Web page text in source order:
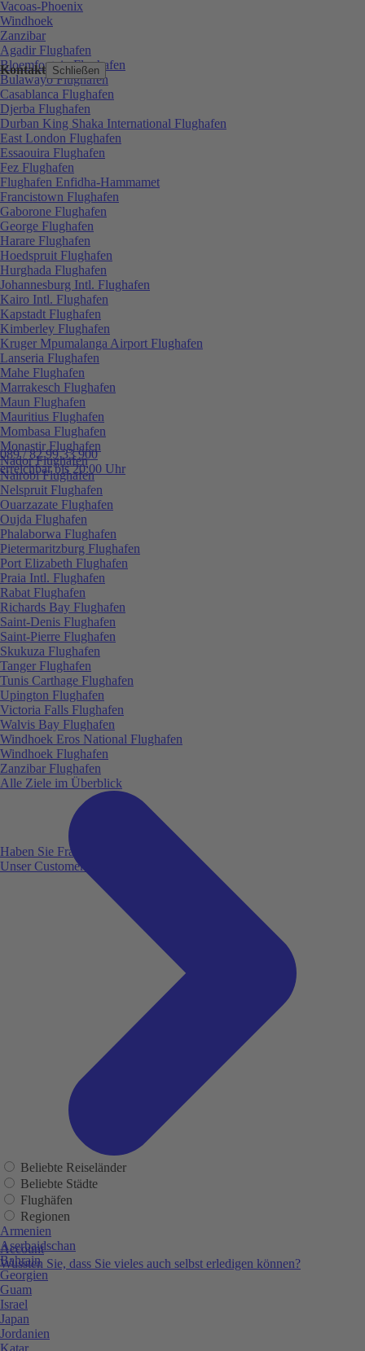
Kontakt Schließen
089 / 82 99 33 900
erreichbar bis 20:00 Uhr
Haben Sie Fragen?
Unser Customer Service ist für Sie da!
Account
Wussten Sie, dass Sie vieles auch selbst erledigen können?
Vacoas-Phoenix
Windhoek
Zanzibar
Agadir Flughafen
Bloemfontein Flughafen
Bulawayo Flughafen
Casablanca Flughafen
Djerba Flughafen
Durban King Shaka International Flughafen
East London Flughafen
Essaouira Flughafen
Fez Flughafen
Flughafen Enfidha-Hammamet
Francistown Flughafen
Gaborone Flughafen
George Flughafen
Harare Flughafen
Hoedspruit Flughafen
Hurghada Flughafen
Johannesburg Intl. Flughafen
Kairo Intl. Flughafen
Kapstadt Flughafen
Kimberley Flughafen
Kruger Mpumalanga Airport Flughafen
Lanseria Flughafen
Mahe Flughafen
Marrakesch Flughafen
Maun Flughafen
Mauritius Flughafen
Mombasa Flughafen
Monastir Flughafen
Nador Flughafen
Nairobi Flughafen
Nelspruit Flughafen
Ouarzazate Flughafen
Oujda Flughafen
Phalaborwa Flughafen
Pietermaritzburg Flughafen
Port Elizabeth Flughafen
Praia Intl. Flughafen
Rabat Flughafen
Richards Bay Flughafen
Saint-Denis Flughafen
Saint-Pierre Flughafen
Skukuza Flughafen
Tanger Flughafen
Tunis Carthage Flughafen
Upington Flughafen
Victoria Falls Flughafen
Walvis Bay Flughafen
Windhoek Eros National Flughafen
Windhoek Flughafen
Zanzibar Flughafen
Alle Ziele im Überblick
Beliebte Reiseländer
Beliebte Städte
Flughäfen
Regionen
Armenien
Aserbaidschan
Bahrain
Georgien
Guam
Israel
Japan
Jordanien
Katar